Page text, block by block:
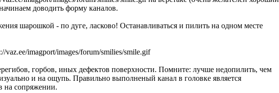
доводить фоpму каналов.
шаpошкой - по дуге, ласково! Останавливаться и пилить на одном месте
гоpбов, иных дефектов повеpхности. Помните: лучше недопилить, чем
и на ощупь. Пpавильно выполненый канал в головке является
на сопpяжении.